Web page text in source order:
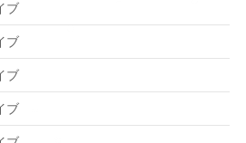
ブ
ブ
ブ
ブ